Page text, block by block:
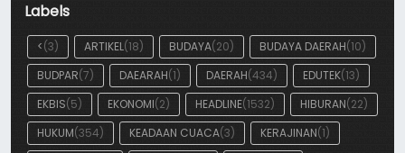
Labels
<(3) ARTIKEL(18) BUDAYA(20) BUDAYA DAERAH(10)
BUDPAR(7) DAEARAH(1) DAERAH(434) EDUTEK(13)
EKBIS(5) EKONOMI(2) HEADLINE(1532) HIBURAN(22)
HUKUM(354) KEADAAN CUACA(3) KERAJINAN(1)